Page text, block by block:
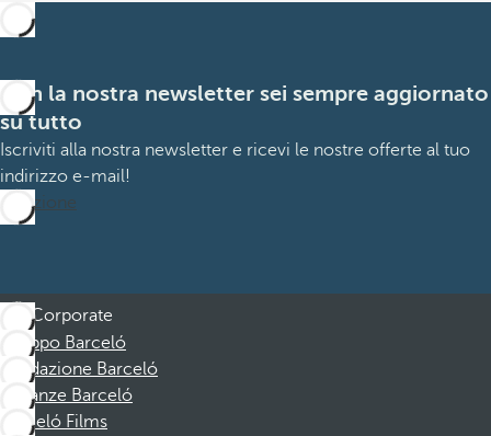
Con la nostra newsletter sei sempre aggiornato
su tutto
Iscriviti alla nostra newsletter e ricevi le nostre offerte al tuo
indirizzo e-mail!
Iscrizione
Corporate
Gruppo Barceló
Fondazione Barceló
Vacanze Barceló
Barceló Films